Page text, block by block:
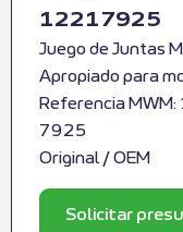
12217925
Juego de Juntas
Apropiado para
Referencia
7925
Original / OEM
Solicitar